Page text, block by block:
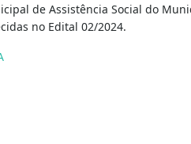
de Assistência Social do
no Edital 02/2024.